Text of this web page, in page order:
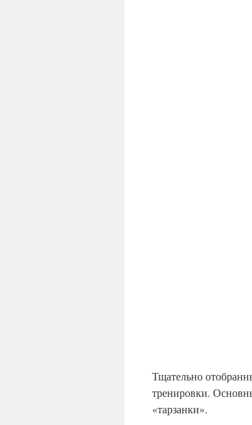
Тщательно
«тарзанки».
Стать первым
Мата Мвамбва. Она